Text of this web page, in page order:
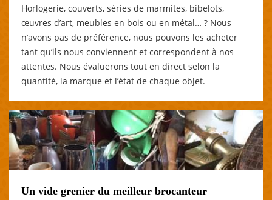
Horlogerie, couverts, séries de marmites, bibelots,
œuvres d’art, meubles en bois ou en métal… ? Nous
n’avons pas de préférence, nous pouvons les acheter
tant qu’ils nous conviennent et correspondent à nos
attentes. Nous évaluerons tout en direct selon la
quantité, la marque et l’état de chaque objet.
Un vide grenier du meilleur brocanteur